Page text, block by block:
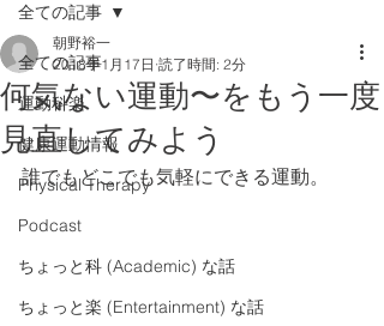
全ての記事
運動科楽
健康運動情報
Physical Therapy
Podcast
ちょっと科 (Academic) な話
ちょっと楽 (Entertainment) な話
全ての記事
何気ない運動〜をもう一度
見直してみよう
朝野裕一
2018年1月17日 読了時間: 2分
誰でもどこでも気軽にできる運動。